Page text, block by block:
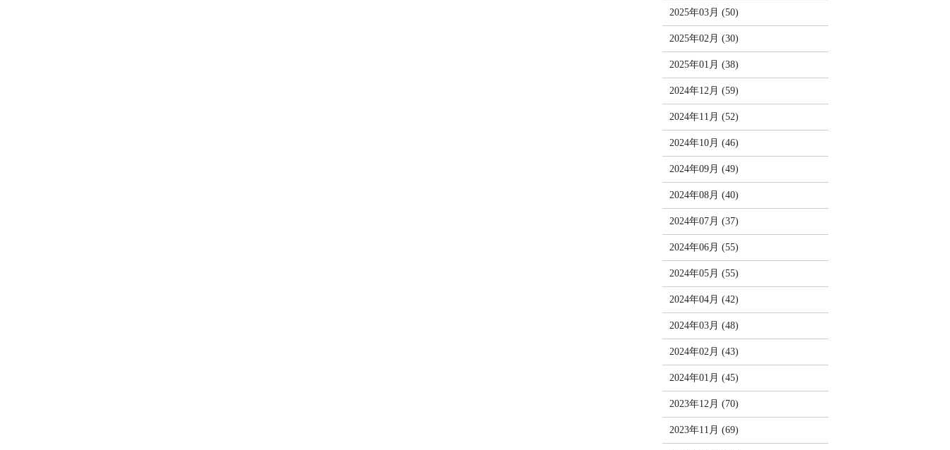
2025年03月 (50)
2025年02月 (30)
2025年01月 (38)
2024年12月 (59)
2024年11月 (52)
2024年10月 (46)
2024年09月 (49)
2024年08月 (40)
2024年07月 (37)
2024年06月 (55)
2024年05月 (55)
2024年04月 (42)
2024年03月 (48)
2024年02月 (43)
2024年01月 (45)
2023年12月 (70)
2023年11月 (69)